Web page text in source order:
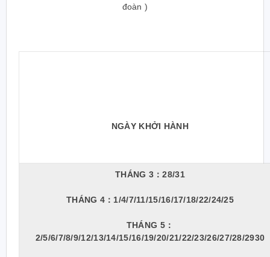
đoàn )
NGÀY KHỞI HÀNH
THÁNG 3：28/31
THÁNG 4： 1/4/7/11/15/16/17/18/22/24/25
THÁNG 5：
2/5/6/7/8/9/12/13/14/15/16/19/20/21/22/23/26/27/28/2930